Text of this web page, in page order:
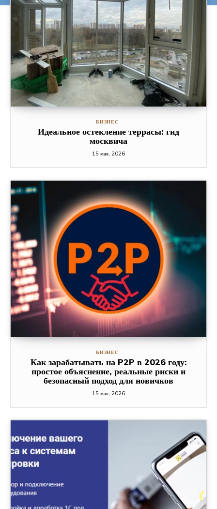
БИЗНЕС
Идеальное остекление террасы: гид
москвича
15 мая, 2026
БИЗНЕС
Как зарабатывать на P2P в 2026 году:
простое объяснение, реальные риски и
безопасный подход для новичков
15 мая, 2026